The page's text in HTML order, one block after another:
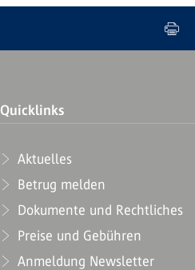
Quicklinks
Aktuelles
Betrug melden
Dokumente und Rechtliches
Preise und Gebühren
Anmeldung Newsletter